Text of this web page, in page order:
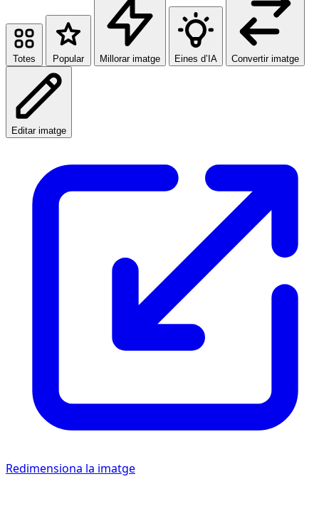
Totes Popular Millorar imatge Eines d’IA Convertir imatge
Editar imatge
Redimensiona la imatge